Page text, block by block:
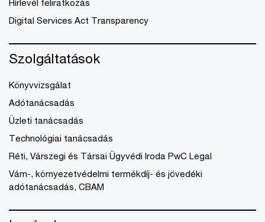
Hírlevél feliratkozás
Digital Services Act Transparency
Szolgáltatások
Könyvvizsgálat
Adótanácsadás
Üzleti tanácsadás
Technológiai tanácsadás
Réti, Várszegi és Társai Ügyvédi Iroda PwC Legal
Vám-, környezetvédelmi termékdíj- és jövedéki
adótanácsadás, CBAM